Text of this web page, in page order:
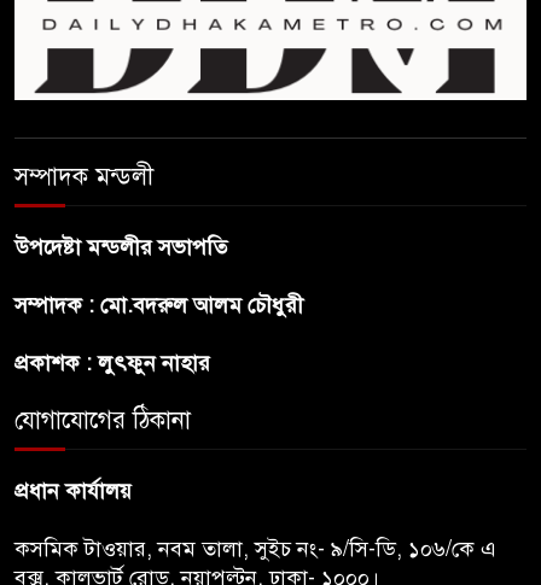
বললো পাকিস্তান
সাকিবকে সমর্থন করায় অনুতপ্ত
প্রথম শ্রেণি ছাড়া অন্য সব শ্রেণিতে
হবে ভর্তি পরীক্ষা: শিক্ষা মন্ত্রণালয়
সম্পাদক মন্ডলী
উপদেষ্টা মন্ডলীর সভাপতি
সম্পাদক : মো.বদরুল আলম চৌধুরী
প্রকাশক : লুৎফুন নাহার
যোগাযোগের ঠিকানা
প্রধান কার্যালয়
কসমিক টাওয়ার, নবম তালা, সুইচ নং- ৯/সি-ডি, ১০৬/কে এ
বক্স, কালভার্ট রোড, নয়াপল্টন, ঢাকা- ১০০০।